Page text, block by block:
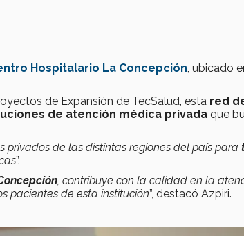
Hospitalario La Concepción , ubicado
de Expansión de TecSalud, esta red
de atención médica privada que
privados de las distintas regiones del país para
”.
, contribuye con la calidad en la
pacientes de esta institución”, destacó Azpiri.